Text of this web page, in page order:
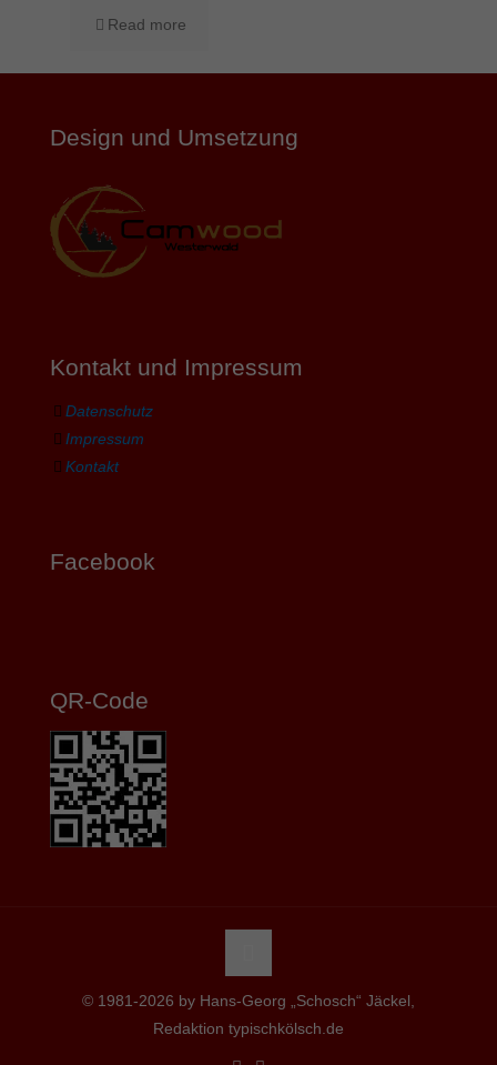
Read more
Design und Umsetzung
Kontakt und Impressum
Datenschutz
Impressum
Kontakt
Facebook
QR-Code
© 1981-2026 by Hans-Georg „Schosch“ Jäckel,
Redaktion typischkölsch.de